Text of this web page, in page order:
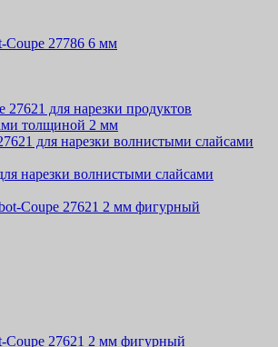
Coupe 27786 6 мм
Coupe 27621 2 мм фигурный